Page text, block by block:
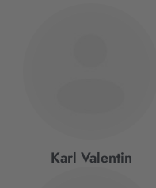
Karl Valentin